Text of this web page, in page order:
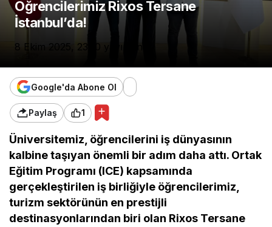
Öğrencilerimiz Rixos Tersane
İstanbul’da!
8 Ekim 2025, 23:10 yayınlandı
Google'da Abone Ol
Paylaş 1
Üniversitemiz, öğrencilerini iş dünyasının
kalbine taşıyan önemli bir adım daha attı. Ortak
Eğitim Programı (ICE) kapsamında
gerçekleştirilen iş birliğiyle öğrencilerimiz,
turizm sektörünün en prestijli
destinasyonlarından biri olan Rixos Tersane